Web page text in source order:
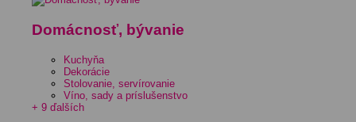
Domácnosť, bývanie
Kuchyňa
Dekorácie
Stolovanie, servírovanie
Víno, sady a príslušenstvo
+ 9 ďalších